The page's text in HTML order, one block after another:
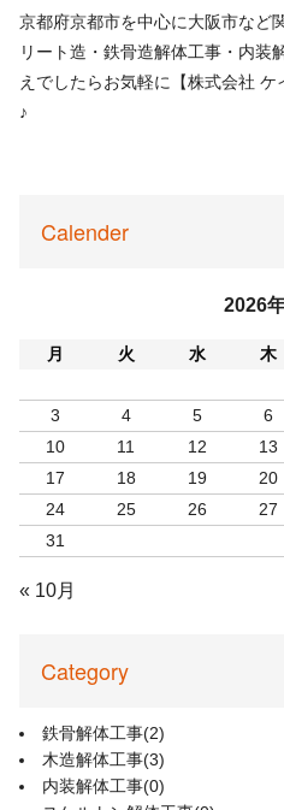
京都府京都市を中心に大阪市など
リート造・鉄骨造解体工事・内装
えでしたらお気軽に【株式会社
♪
Calender
2026
月 火 水 木
3
4 5 6
10
11 12 13
17
18 19 20
24
25 26 27
31
« 10月
Category
鉄骨解体工事(2)
木造解体工事(3)
内装解体工事(0)